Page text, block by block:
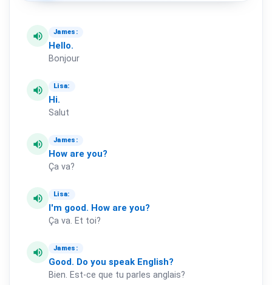
volume_up James:
Hello.
Bonjour
volume_up Lisa:
Hi.
Salut
volume_up James:
How are you?
Ça va?
volume_up Lisa:
I'm good. How are you?
Ça va. Et toi?
volume_up James:
Good. Do you speak English?
Bien. Est-ce que tu parles anglais?